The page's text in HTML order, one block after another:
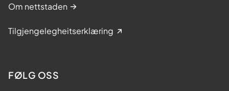
Om nettstaden
Tilgjengelegheitserklæring
FØLG OSS